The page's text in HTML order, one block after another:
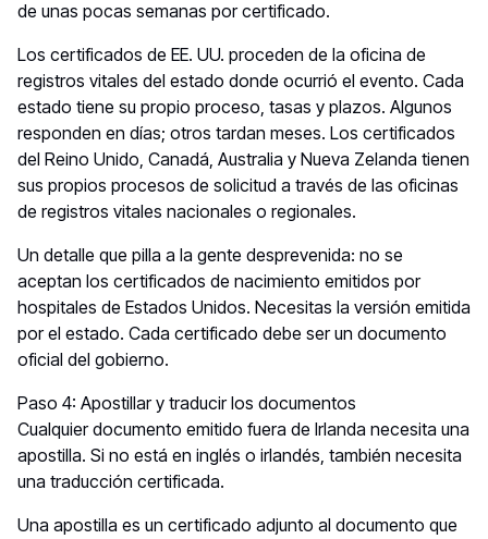
de unas pocas semanas por certificado.
Los certificados de EE. UU. proceden de la oficina de
registros vitales del estado donde ocurrió el evento. Cada
estado tiene su propio proceso, tasas y plazos. Algunos
responden en días; otros tardan meses. Los certificados
del Reino Unido, Canadá, Australia y Nueva Zelanda tienen
sus propios procesos de solicitud a través de las oficinas
de registros vitales nacionales o regionales.
Un detalle que pilla a la gente desprevenida: no se
aceptan los certificados de nacimiento emitidos por
hospitales de Estados Unidos. Necesitas la versión emitida
por el estado. Cada certificado debe ser un documento
oficial del gobierno.
Paso 4: Apostillar y traducir los documentos
Cualquier documento emitido fuera de Irlanda necesita una
apostilla. Si no está en inglés o irlandés, también necesita
una traducción certificada.
Una apostilla es un certificado adjunto al documento que